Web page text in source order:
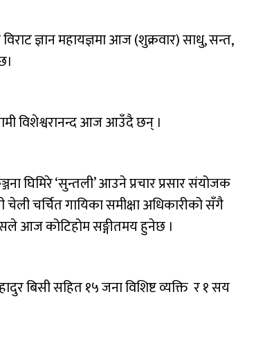
ज्ञान महायज्ञमा आज (शुक्रवार) साधु, सन्त,
विशेश्वरानन्द आज आउँदै छन् ।
घिमिरे ‘सुन्तली’ आउने प्रचार प्रसार संयोजक
चर्चित गायिका समीक्षा अधिकारीको सँगै
आज कोटिहोम सङ्गीतमय हुनेछ ।
बिसी सहित १५ जना विशिष्ट व्यक्ति र १ सय